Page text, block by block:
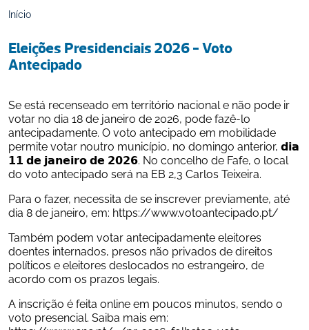
Início
Eleições Presidenciais 2026 - Voto
Antecipado
Se está recenseado em território nacional e não pode ir
votar no dia 18 de janeiro de 2026, pode fazê-lo
antecipadamente. O voto antecipado em mobilidade
permite votar noutro município, no domingo anterior, 𝗱𝗶𝗮
𝟭𝟭 𝗱𝗲 𝗷𝗮𝗻𝗲𝗶𝗿𝗼 𝗱𝗲 𝟮𝟬𝟮𝟲. No concelho de Fafe, o local
do voto antecipado será na EB 2,3 Carlos Teixeira.
Para o fazer, necessita de se inscrever previamente, até
dia 8 de janeiro, em: https://www.votoantecipado.pt/
Também podem votar antecipadamente eleitores
doentes internados, presos não privados de direitos
políticos e eleitores deslocados no estrangeiro, de
acordo com os prazos legais.
A inscrição é feita online em poucos minutos, sendo o